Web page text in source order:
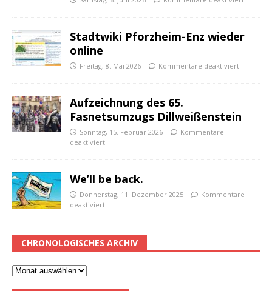
Stadtwiki Pforzheim-Enz wieder
online
Freitag, 8. Mai 2026 Kommentare deaktiviert
Aufzeichnung des 65.
Fasnetsumzugs Dillweißenstein
Sonntag, 15. Februar 2026
Kommentare
deaktiviert
We’ll be back.
Donnerstag, 11. Dezember 2025
Kommentare
deaktiviert
CHRONOLOGISCHES ARCHIV